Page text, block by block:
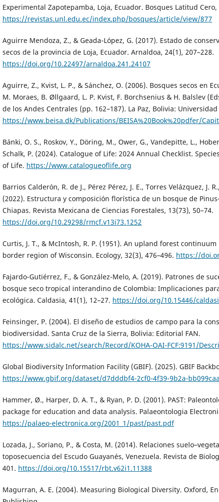
Experimental Zapotepamba, Loja, Ecuador. Bosques Latitud Cero,
https://revistas.unl.edu.ec/index.php/bosques/article/view/877
Aguirre Mendoza, Z., & Geada-López, G. (2017). Estado de
secos de la provincia de Loja, Ecuador. Arnaldoa, 24(1), 207–228.
https://doi.org/10.22497/arnaldoa.241.24107
Aguirre, Z., Kvist, L. P., & Sánchez, O. (2006). Bosques secos en
M. Moraes, B. Øllgaard, L. P. Kvist, F. Borchsenius & H. Balslev
de los Andes Centrales (pp. 162–187). La Paz, Bolivia:
https://www.beisa.dk/Publications/BEISA%20Book%20pdfer/
Bánki, O. S., Roskov, Y., Döring, M., Ower, G., Vandepitte, L.,
Schalk, P. (2024). Catalogue of Life: 2024 Annual Checklist.
of Life. https://www.catalogueoflife.org
Barrios Calderón, R. de J., Pérez Pérez, J. E., Torres Velázquez, J.
(2022). Estructura y composición florística de un bosque de
Chiapas. Revista Mexicana de Ciencias Forestales, 13(73), 50–74.
https://doi.org/10.29298/rmcf.v13i73.1252
Curtis, J. T., & McIntosh, R. P. (1951). An upland forest
border region of Wisconsin. Ecology, 32(3), 476–496. https://
Fajardo-Gutiérrez, F., & González-Melo, A. (2019). Patrones de
bosque seco tropical interandino de Colombia: Implicaciones
ecológica. Caldasia, 41(1), 12–27. https://doi.org/10.15446/
Feinsinger, P. (2004). El diseño de estudios de campo para la
biodiversidad. Santa Cruz de la Sierra, Bolivia: Editorial FAN.
https://www.sidalc.net/search/Record/KOHA-OAI-FCF:9191/
Global Biodiversity Information Facility (GBIF). (2025). GBIF
https://www.gbif.org/dataset/d7dddbf4-2cf0-4f39-9b2a-
Hammer, Ø., Harper, D. A. T., & Ryan, P. D. (2001). PAST:
package for education and data analysis. Palaeontologia
https://palaeo-electronica.org/2001_1/past/past.pdf
Lozada, J., Soriano, P., & Costa, M. (2014). Relaciones
toposecuencia del Escudo Guayanés, Venezuela. Revista de
401. https://doi.org/10.15517/rbt.v62i1.11388
Magurran, A. E. (2004). Measuring Biological Diversity. Oxford,